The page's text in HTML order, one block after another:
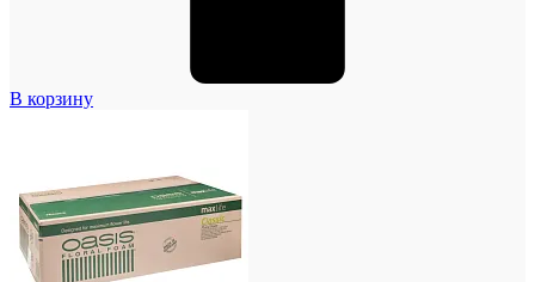
В корзину